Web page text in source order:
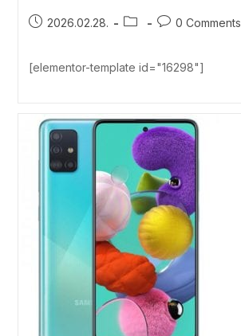
2026.02.28. 0 Comments
[elementor-template id="16298"]